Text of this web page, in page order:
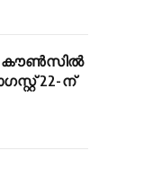
കൗൺസിൽ
22-ന്